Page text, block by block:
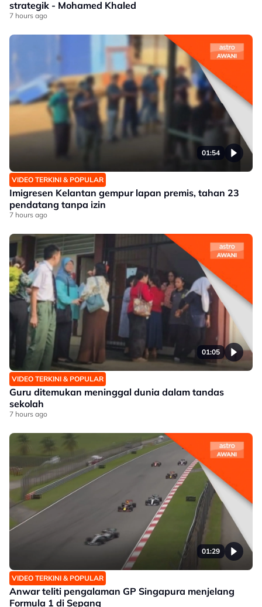
strategik - Mohamed Khaled
7 hours ago
01:54
VIDEO TERKINI & POPULAR
Imigresen Kelantan gempur lapan premis, tahan 23
pendatang tanpa izin
7 hours ago
01:05
VIDEO TERKINI & POPULAR
Guru ditemukan meninggal dunia dalam tandas
sekolah
7 hours ago
01:29
VIDEO TERKINI & POPULAR
Anwar teliti pengalaman GP Singapura menjelang
Formula 1 di Sepang